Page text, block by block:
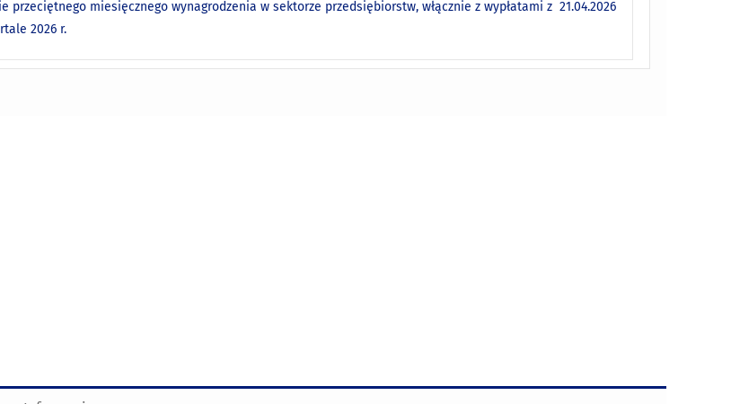
21.04.2026
przeciętnego miesięcznego wynagrodzenia w sektorze przedsiębiorstw, włącznie z wypłatami z
2026 r.